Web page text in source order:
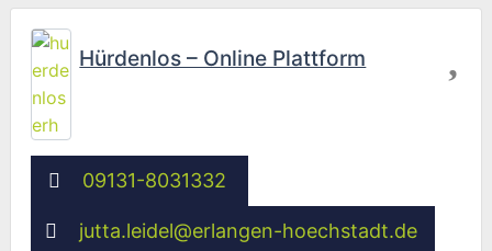
Hürdenlos – Online Plattform
09131-8031332
jutta.leidel@erlangen-hoechstadt.de